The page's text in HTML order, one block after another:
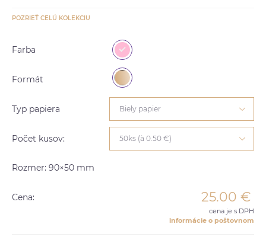
POZRIEŤ CELÚ KOLEKCIU
Farba
Formát
Typ papiera Biely papier
Počet kusov: 50ks (à 0.50 €)
Rozmer: 90×50 mm
Cena: 25.00 €
cena je s DPH
informácie o poštovnom